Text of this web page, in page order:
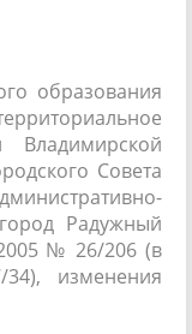
образования
Владимирской
Совета
Радужный
№ 26/206 (в
изменения